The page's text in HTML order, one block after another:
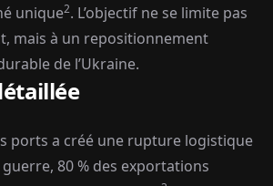
unique2. L’objectif ne se limite pas
mais à un repositionnement
de l’Ukraine.
ports a créé une rupture logistique
80 % des exportations